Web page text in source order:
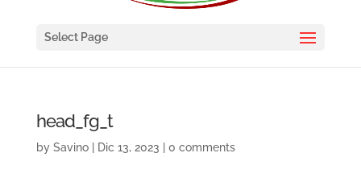
Select Page
head_fg_t
by Savino| Dic 13, 2023 0 comments